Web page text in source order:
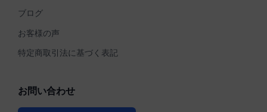
ブログ
お客様の声
特定商取引法に基づく表記
お問い合わせ